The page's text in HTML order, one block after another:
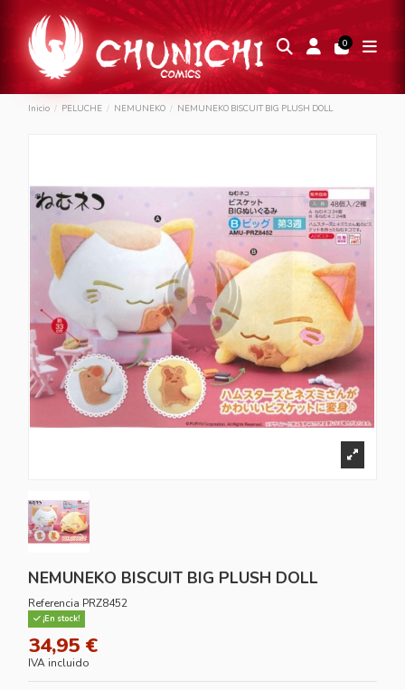
0
Inicio PELUCHE NEMUNEKO NEMUNEKO BISCUIT BIG PLUSH DOLL
NEMUNEKO BISCUIT BIG PLUSH DOLL
Referencia PRZ8452
¡En stock!
34,95 €
IVA incluido